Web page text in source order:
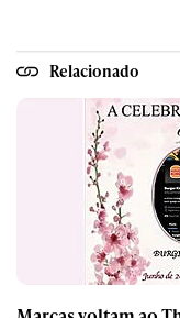
Relacionado